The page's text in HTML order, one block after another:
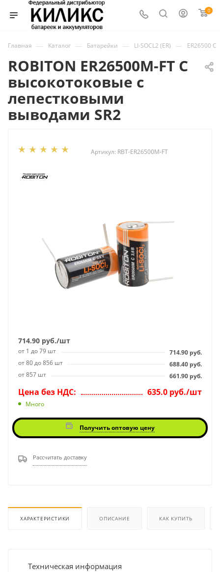
0
Главная — Каталог — Батарейки — LI-SOCL2 (ER) — ER26500 C
ROBITON ER26500M-FT C
высокотоковые с
лепестковыми
выводами SR2
Артикул: RBT-ER26500M-FT
714.90 руб./шт
от 1 до 79 шт 714.90 руб.
от 80 до 856 шт
688.40 руб.
от 857 шт
661.90 руб.
Цена без НДС: 635.0 руб./шт
Много
Получить оптовую цену
Рассчитать доставку
ХАРАКТЕРИСТИКИ ОПИСАНИЕ КАК КУПИТЬ
Техническая информация